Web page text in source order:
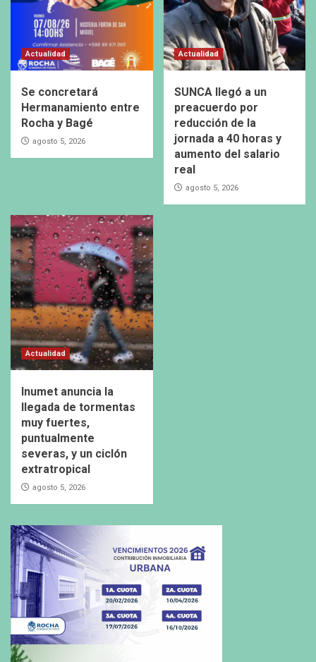
Actualidad
Se concretará
Hermanamiento entre
Rocha y Bagé
agosto 5, 2026
Actualidad
SUNCA llegó a un
preacuerdo por
reducción de la
jornada a 40 horas y
aumento del salario
real
agosto 5, 2026
Actualidad
Inumet anuncia la
llegada de tormentas
muy fuertes,
puntualmente
severas, y un ciclón
extratropical
agosto 5, 2026